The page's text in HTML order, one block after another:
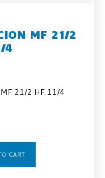
MF 21/2
4
MF 21/2 HF 11/4
CART